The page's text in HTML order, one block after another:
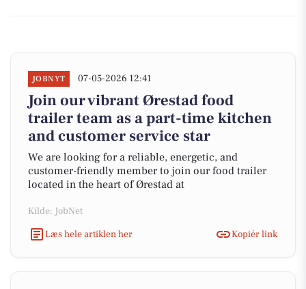
JOBNYT 07-05-2026 12:41
Join our vibrant Ørestad food
trailer team as a part-time kitchen
and customer service star
We are looking for a reliable, energetic, and
customer-friendly member to join our food trailer
located in the heart of Ørestad at
Kilde: JobNet
Læs hele artiklen her
Kopiér link